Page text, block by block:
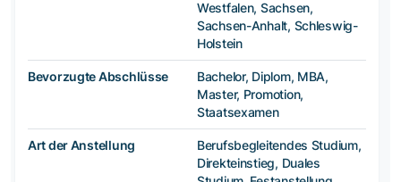
Westfalen, Sachsen,
Sachsen-Anhalt, Schleswig-
Holstein
Bevorzugte Abschlüsse
Bachelor, Diplom, MBA,
Master, Promotion,
Staatsexamen
Art der Anstellung
Berufsbegleitendes Studium,
Direkteinstieg, Duales